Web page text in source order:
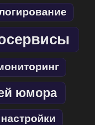
юмора
настройки